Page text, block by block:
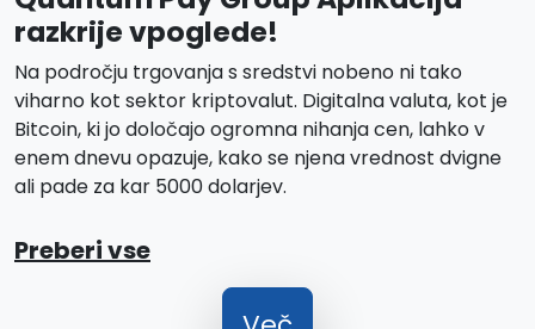
razkrije vpoglede!
Na področju trgovanja s sredstvi nobeno ni tako
viharno kot sektor kriptovalut. Digitalna valuta, kot je
Bitcoin, ki jo določajo ogromna nihanja cen, lahko v
enem dnevu opazuje, kako se njena vrednost dvigne
ali pade za kar 5000 dolarjev.
Preberi vse